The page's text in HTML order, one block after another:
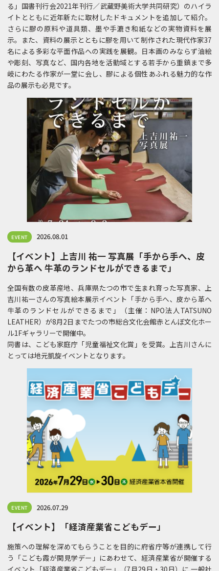
る」国書刊行会2021年刊行／武蔵野美術大学共同研究）のハイラ
イトとともに近年新たに取材したドキュメントを追加して紹介。
さらに膠の原料や道具類、墨や手漉き和紙などの実物資料を展
示。また、資料の展示とともに膠を用いて制作された現代作家37
名による多彩な平面作品への実践を展観。日本画のみならず油絵
や彫刻、写真など、国内各地を活動域とする若手から重鎮まで多
岐にわたる作家が一堂に会し、膠による個性あふれる魅力的な作
品の展示も必見です。
EVENT 2026.08.01
【イベント】上吉川 祐一 写真展「手から手へ、皮
から革へ 牛革のランドセルができるまで」
全国有数の皮革産地、兵庫県たつの市で生まれ育った写真家、上
吉川祐一さんの写真絵本展示イベント「手から手へ、皮から革へ
牛革のランドセルができるまで」（主催：NPO法人TATSUNO
LEATHER）が8月2日までたつの市総合文化会館赤とんぼ文化ホー
ル1Fギャラリーで開催中。
同書は、こども家庭庁「児童福祉文化賞」を受賞。上吉川さんに
とっては地元凱旋イベントとなります。
EVENT 2026.07.29
【イベント】「経済産業省こどもデー」
施策への理解を深めてもらうことを目的に府省庁等が連携して行
う「こども霞が関見学デー」にあわせて、経済産業省が開催する